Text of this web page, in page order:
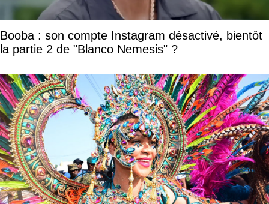
Booba : son compte Instagram désactivé, bientôt
la partie 2 de "Blanco Nemesis" ?